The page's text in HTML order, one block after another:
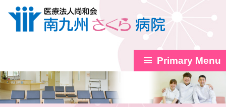
Primary Menu